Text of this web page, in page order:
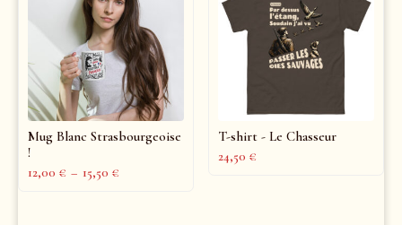
Mug Blanc Strasbourgeoise
!
12,00 € – 15,50 €
T-shirt - Le Chasseur
24,50 €